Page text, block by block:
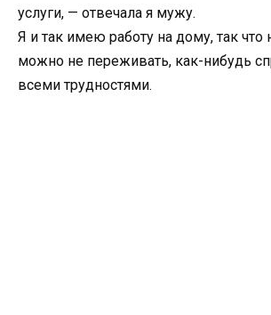
услуги, — отвечала я мужу.
Я и так имею работу на дому, так что
можно не переживать, как-нибудь
всеми трудностями.